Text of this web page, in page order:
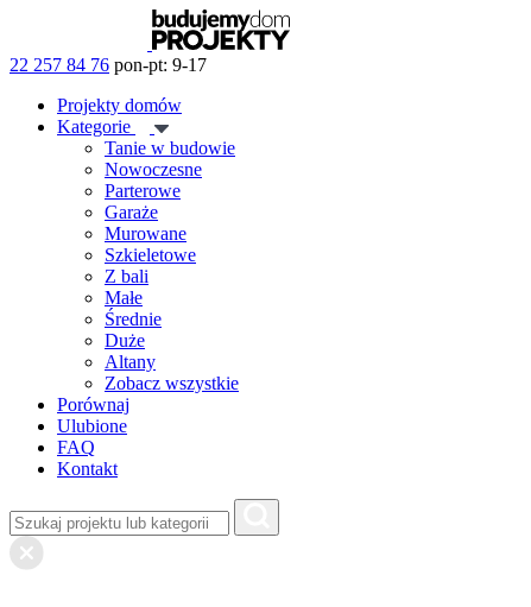
22 257 84 76 pon-pt: 9-17
Projekty domów
Kategorie
Tanie w budowie
Nowoczesne
Parterowe
Garaże
Murowane
Szkieletowe
Z bali
Małe
Średnie
Duże
Altany
Zobacz wszystkie
Porównaj
Ulubione
FAQ
Kontakt